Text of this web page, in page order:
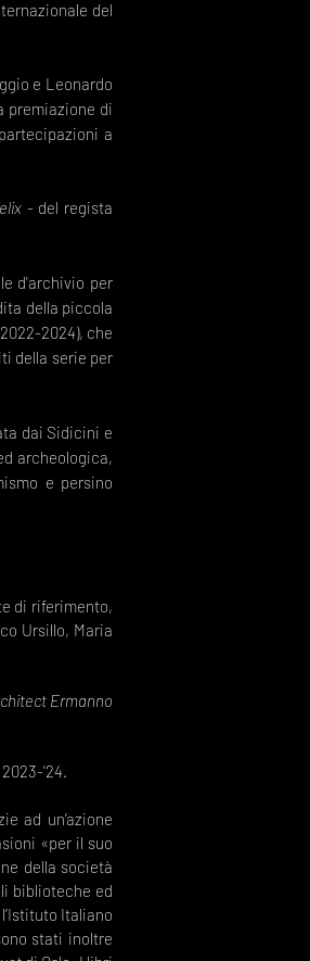
del
e Leonardo
premiazione di
a
- del regista
d'archivio per
della piccola
2024), che
della serie per
dai Sidicini e
archeologica,
e persino
di riferimento,
Ursillo, Maria
Ermanno
2023-'24.
ad un’azione
«per il suo
della società
biblioteche ed
l’Istituto Italiano
stati inoltre